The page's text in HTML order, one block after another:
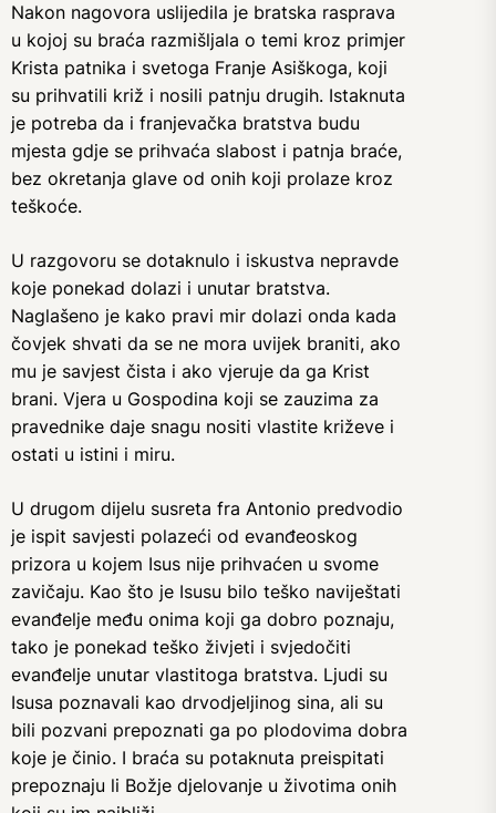
Nakon nagovora uslijedila je bratska rasprava
u kojoj su braća razmišljala o temi kroz primjer
Krista patnika i svetoga Franje Asiškoga, koji
su prihvatili križ i nosili patnju drugih. Istaknuta
je potreba da i franjevačka bratstva budu
mjesta gdje se prihvaća slabost i patnja braće,
bez okretanja glave od onih koji prolaze kroz
teškoće.
U razgovoru se dotaknulo i iskustva nepravde
koje ponekad dolazi i unutar bratstva.
Naglašeno je kako pravi mir dolazi onda kada
čovjek shvati da se ne mora uvijek braniti, ako
mu je savjest čista i ako vjeruje da ga Krist
brani. Vjera u Gospodina koji se zauzima za
pravednike daje snagu nositi vlastite križeve i
ostati u istini i miru.
U drugom dijelu susreta fra Antonio predvodio
je ispit savjesti polazeći od evanđeoskog
prizora u kojem Isus nije prihvaćen u svome
zavičaju. Kao što je Isusu bilo teško naviještati
evanđelje među onima koji ga dobro poznaju,
tako je ponekad teško živjeti i svjedočiti
evanđelje unutar vlastitoga bratstva. Ljudi su
Isusa poznavali kao drvodjeljinog sina, ali su
bili pozvani prepoznati ga po plodovima dobra
koje je činio. I braća su potaknuta preispitati
prepoznaju li Božje djelovanje u životima onih